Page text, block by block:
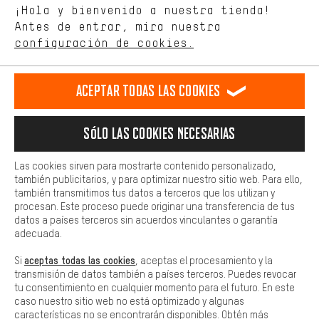
Idioma"
español
ES english Deutsch
RESCINDIR EL CONTRATO Comunidad de Aquisgrán Programa de afiliados
Aviso Legal Protección de datos Condiciones Generales
Plataforma de reportes Reciclaje de baterias
Configuración de las cookies Ajusta el contraste
Todos los precios indicados son en euros e sin MwSt, más
gastos de envío aEstados Unidos.
¡Hola y bienvenido a nuestra tienda!
Antes de entrar, mira nuestra
configuración de cookies.
tienda. Con las cookies de rendimiento, puedes influir en la mejora
de nuestro sitio web y nuestra oferta de la tienda con tu
comportamiento de compra.
Más confort
cookies de comodidad, creamos enlaces a plataformas de redes
sociales. Esto nos permite proporcionarle más contenido e
adicionales que le ayudarán a encontrar los productos adecuados.
preguntas de forma rápida y sencilla.
Básica
Las cookies básicas aseguran que puedas usar nuestro sitio web.
Aceptar todas las cookies
Sólo las cookies necesarias
Las cookies sirven para mostrarte contenido personalizado,
también publicitarios, y para optimizar nuestro sitio web. Para ello,
también transmitimos tus datos a terceros que los utilizan y
procesan. Este proceso puede originar una transferencia de tus
datos a países terceros sin acuerdos vinculantes o garantía
adecuada.
Si aceptas todas las cookies , aceptas el procesamiento y la
transmisión de datos también a países terceros. Puedes revocar
tu consentimiento en cualquier momento para el futuro. En este
caso nuestro sitio web no está optimizado y algunas
características no se encontrarán disponibles. Obtén más